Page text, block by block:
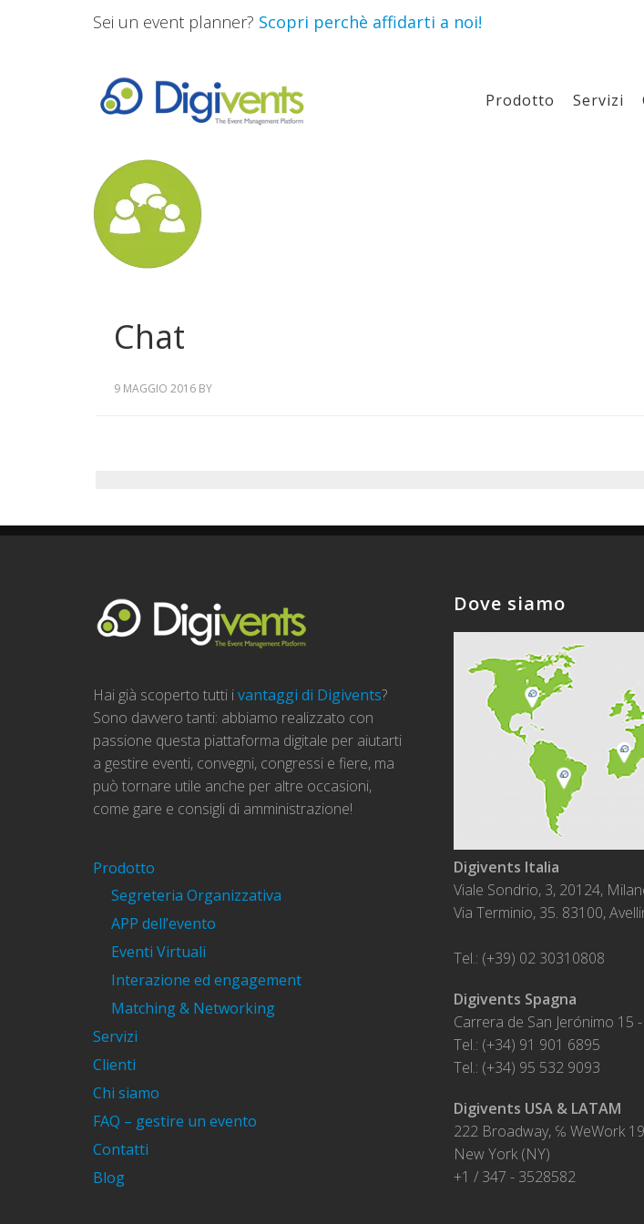
Sei un event planner? Scopri perchè affidarti a noi!
Prodotto Servizi
Chat
9 MAGGIO 2016 BY
Hai già scoperto tutti ivantaggi di Digivents?
Sono davvero tanti: abbiamo realizzato con
passione questa piattaforma digitale per aiutarti
a gestire eventi, convegni, congressi e fiere, ma
può tornare utile anche per altre occasioni,
come gare e consigli di amministrazione!
Prodotto
Segreteria Organizzativa
APP dell’evento
Eventi Virtuali
Interazione ed engagement
Matching & Networking
Servizi
Clienti
Chi siamo
FAQ – gestire un evento
Contatti
Blog
Dove siamo
Digivents Italia
Viale Sondrio, 3, 20124,
Via Terminio, 35. 83100,
Tel.: (+39) 02 30310808
Digivents Spagna
Carrera de San Jerónimo 15
Tel.: (+34) 91 901 6895
Tel.: (+34) 95 532 9093
Digivents USA & LATAM
222 Broadway, ℅ WeWork
New York (NY)
+1 / 347 - 3528582